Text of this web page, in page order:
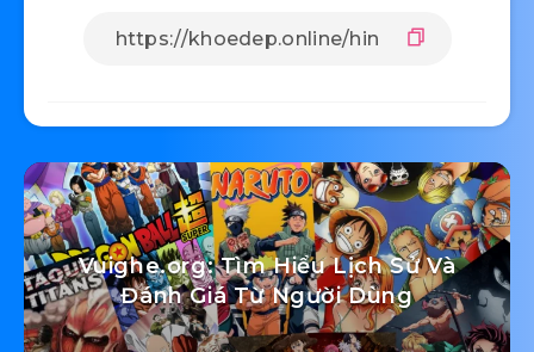
Vuighe.org: Tìm Hiểu Lịch Sử Và
Đánh Giá Từ Người Dùng